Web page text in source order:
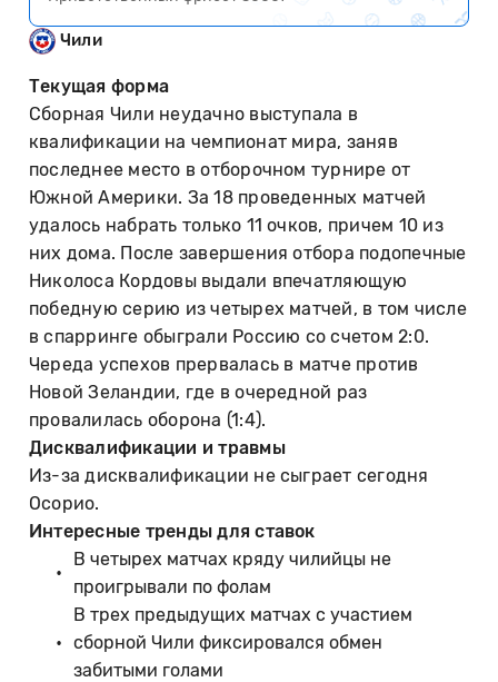
Чили
Текущая форма
Сборная Чили неудачно выступала в
квалификации на чемпионат мира, заняв
последнее место в отборочном турнире от
Южной Америки. За 18 проведенных матчей
удалось набрать только 11 очков, причем 10 из
них дома. После завершения отбора подопечные
Николоса Кордовы выдали впечатляющую
победную серию из четырех матчей, в том числе
в спарринге обыграли Россию со счетом 2:0.
Череда успехов прервалась в матче против
Новой Зеландии, где в очередной раз
провалилась оборона (1:4).
Дисквалификации и травмы
Из-за дисквалификации не сыграет сегодня
Осорио.
Интересные тренды для ставок
В четырех матчах кряду чилийцы не
проигрывали по фолам
В трех предыдущих матчах с участием
сборной Чили фиксировался обмен
забитыми голами